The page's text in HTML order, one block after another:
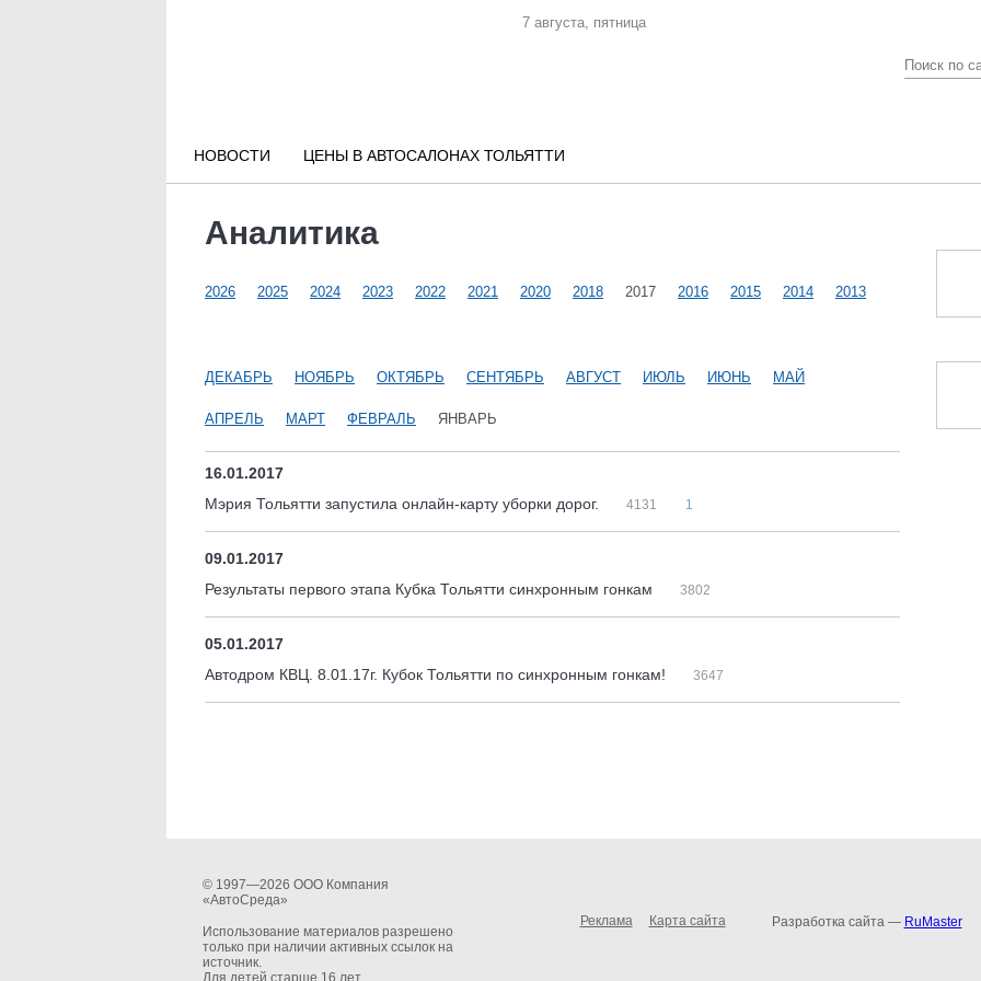
7 августа, пятница
НОВОСТИ ЦЕНЫ В АВТОСАЛОНАХ ТОЛЬЯТТИ
Аналитика
2026 2025 2024 2023 2022 2021 2020 2018 2017 2016 2015 2014 2013
ДЕКАБРЬ НОЯБРЬ ОКТЯБРЬ СЕНТЯБРЬ АВГУСТ ИЮЛЬ ИЮНЬ МАЙ
АПРЕЛЬ МАРТ ФЕВРАЛЬ ЯНВАРЬ
16.01.2017
Мэрия Тольятти запустила онлайн-карту уборки дорог.
4131 1
09.01.2017
Результаты первого этапа Кубка Тольятти синхронным гонкам
3802
05.01.2017
Автодром КВЦ. 8.01.17г. Кубок Тольятти по синхронным гонкам!
3647
© 1997—2026 ООО Компания
«АвтоСреда»
Использование материалов разрешено
только при наличии активных ссылок на
источник.
Для детей старше 16 лет.
Реклама Карта сайта Разработка сайта — RuMaster